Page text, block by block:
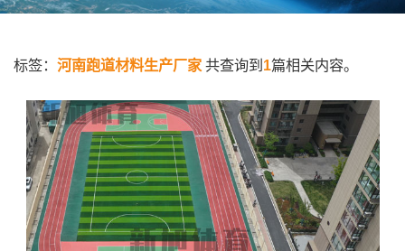
标签： 河南跑道材料生产厂家 共查询到 1篇相关内容。